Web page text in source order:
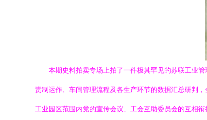
本期史料拍卖专场上拍了一件极其罕见的苏联工业
责制运作、车间管理流程及各生产环节的数据汇总研判
工业园区范围内党的宣传会议、工会互助委员会的互相